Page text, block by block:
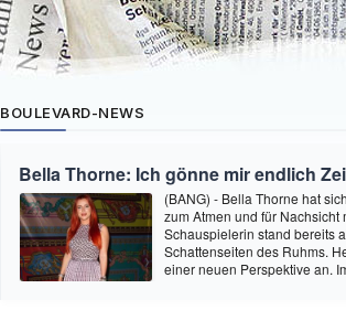
BOULEVARD-NEWS
Bella Thorne: Ich gönne mir endlich
(BANG) - Bella Thorne hat
zum Atmen und für
Schauspielerin stand bereits
Schattenseiten des Ruhms.
einer neuen Perspektive an.